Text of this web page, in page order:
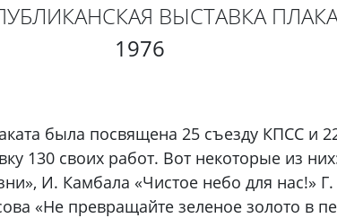
ВЫСТАВКА
1976
была посвящена 25 съезду КПСС и
130 своих работ. Вот некоторые из
И. Камбала «Чистое небо для нас!»
«Не превращайте зеленое золото в